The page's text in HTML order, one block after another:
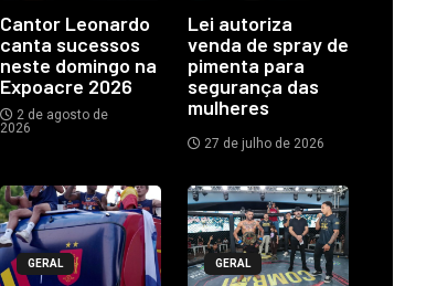
Cantor Leonardo
canta sucessos
neste domingo na
Expoacre 2026
2 de agosto de
2026
Lei autoriza
venda de spray de
pimenta para
segurança das
mulheres
27 de julho de 2026
GERAL GERAL